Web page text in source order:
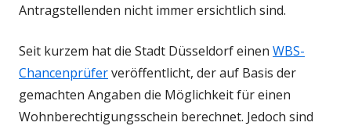
Antragstellenden nicht immer ersichtlich sind.
Seit kurzem hat die Stadt Düsseldorf einen WBS-
Chancenprüferveröffentlicht, der auf Basis der
gemachten Angaben die Möglichkeit für einen
Wohnberechtigungsschein berechnet. Jedoch sind